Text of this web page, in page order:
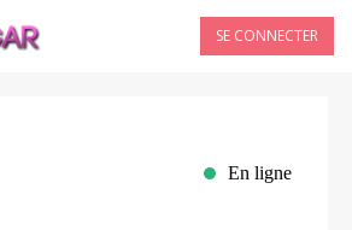
SE CONNECTER
En ligne